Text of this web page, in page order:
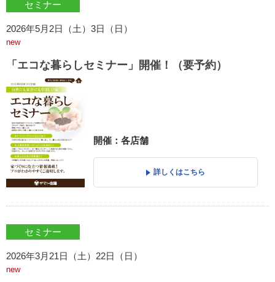
セミナー
2026年5月2日（土）3日（日）
new
「エコな暮らしセミナー」開催！（要予約）
開催：各店舗
詳しくはこちら
セミナー
2026年3月21日（土）22日（日）
new